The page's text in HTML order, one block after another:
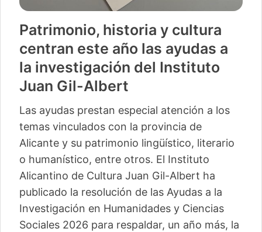
Patrimonio, historia y cultura
centran este año las ayudas a
la investigación del Instituto
Juan Gil-Albert
Las ayudas prestan especial atención a los
temas vinculados con la provincia de
Alicante y su patrimonio lingüístico, literario
o humanístico, entre otros. El Instituto
Alicantino de Cultura Juan Gil-Albert ha
publicado la resolución de las Ayudas a la
Investigación en Humanidades y Ciencias
Sociales 2026 para respaldar, un año más, la